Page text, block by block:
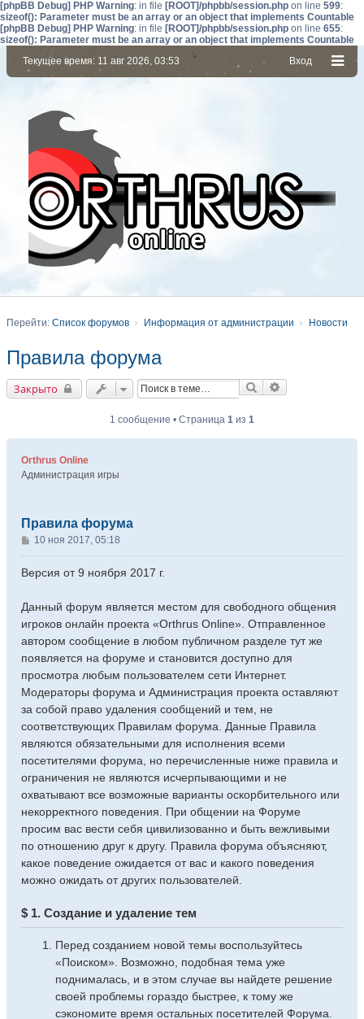
[phpBB Debug] PHP Warning: in file [ROOT]/phpbb/session.php on line 599:
sizeof(): Parameter must be an array or an object that implements Countable
[phpBB Debug] PHP Warning: in file [ROOT]/phpbb/session.php on line 655:
sizeof(): Parameter must be an array or an object that implements Countable
Вход
Текущее время: 11 авг 2026, 03:53
Перейти: Список форумов Информация от администрации Новости
Правила форума
Закрыто Поиск
1 сообщение • Страница 1 из 1
Orthrus Online
Администрация игры
Правила форума
С
о
о
н
и
е
10 ноя 2017, 05:18
Версия от 9 ноября 2017 г.
Данный форум является местом для свободного общения
игроков онлайн проекта «Orthrus Online». Отправленное
автором сообщение в любом публичном разделе тут же
появляется на форуме и становится доступно для
просмотра любым пользователем сети Интернет.
Модераторы форума и Администрация проекта оставляют
за собой право удаления сообщений и тем, не
соответствующих Правилам форума. Данные Правила
являются обязательными для исполнения всеми
посетителями форума, но перечисленные ниже правила и
ограничения не являются исчерпывающими и не
охватывают все возможные варианты оскорбительного или
некорректного поведения. При общении на Форуме
просим вас вести себя цивилизованно и быть вежливыми
по отношению друг к другу. Правила форума объясняют,
какое поведение ожидается от вас и какого поведения
можно ожидать от других пользователей.
$ 1. Создание и удаление тем
Перед созданием новой темы воспользуйтесь
«Поиском». Возможно, подобная тема уже
поднималась, и в этом случае вы найдете решение
своей проблемы гораздо быстрее, к тому же
сэкономите время остальных посетителей Форума.